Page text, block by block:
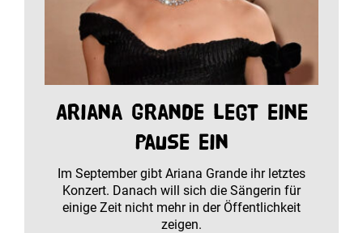
Ariana Grande legt eine
Pause ein
Im September gibt Ariana Grande ihr letztes
Konzert. Danach will sich die Sängerin für
einige Zeit nicht mehr in der Öffentlichkeit
zeigen.